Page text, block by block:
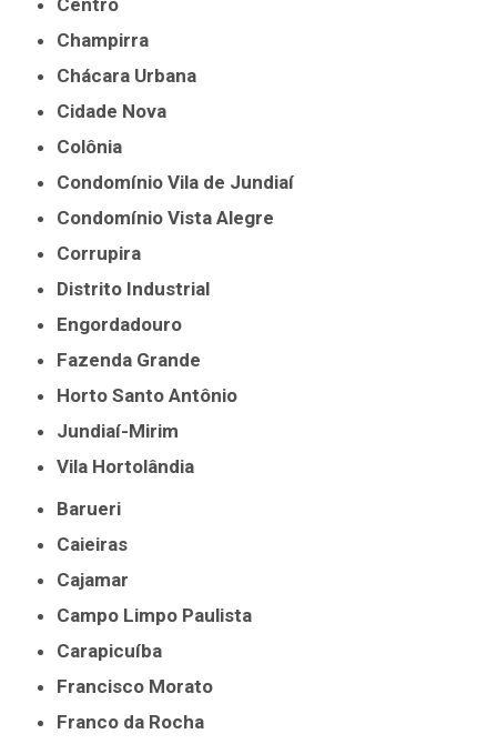
Centro
Champirra
Chácara Urbana
Cidade Nova
Colônia
Condomínio Vila de Jundiaí
Condomínio Vista Alegre
Corrupira
Distrito Industrial
Engordadouro
Fazenda Grande
Horto Santo Antônio
Jundiaí-Mirim
Vila Hortolândia
Barueri
Caieiras
Cajamar
Campo Limpo Paulista
Carapicuíba
Francisco Morato
Franco da Rocha